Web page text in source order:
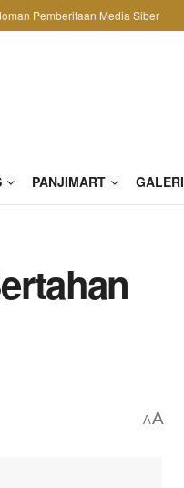
Pemberitaan Media Siber
PANJIMART GALERI
AA